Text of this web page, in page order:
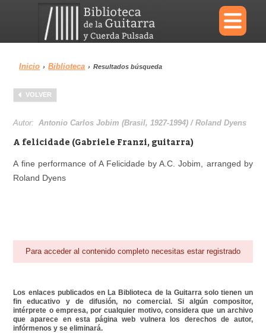
×
Menu
Biblioteca Diccionario
Área personal
Inicio › Biblioteca › Resultados búsqueda
VOLVER
Autor:Antonio Carlos Jobim (Brasil, 1927-1994) / Roland Dyens
A felicidade (Gabriele Franzi, guitarra)
A fine performance of A Felicidade by A.C. Jobim, arranged by
Roland Dyens
Para acceder al contenido completo necesitas estar registrado
Los enlaces publicados en La Biblioteca de la Guitarra solo tienen un
fin educativo y de difusión, no comercial. Si algún compositor,
intérprete o empresa, por cualquier motivo, considera que un archivo
que aparece en esta página web vulnera los derechos de autor,
infórmenos y se eliminará.